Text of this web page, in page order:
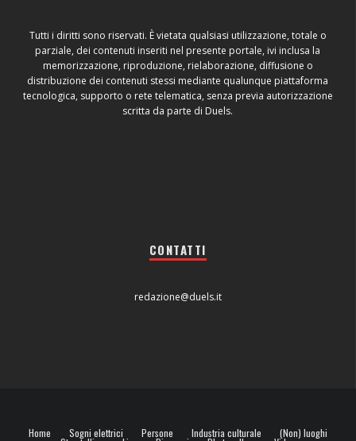
Tutti i diritti sono riservati. È vietata qualsiasi utilizzazione, totale o
parziale, dei contenuti inseriti nel presente portale, ivi inclusa la
memorizzazione, riproduzione, rielaborazione, diffusione o
distribuzione dei contenuti stessi mediante qualunque piattaforma
tecnologica, supporto o rete telematica, senza previa autorizzazione
scritta da parte di Duels.
CONTATTI
redazione@duels.it
Home Sogni elettrici Persone Industria culturale (Non) luoghi